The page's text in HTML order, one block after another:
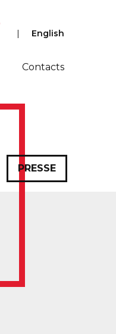
English
Contacts
PRESSE